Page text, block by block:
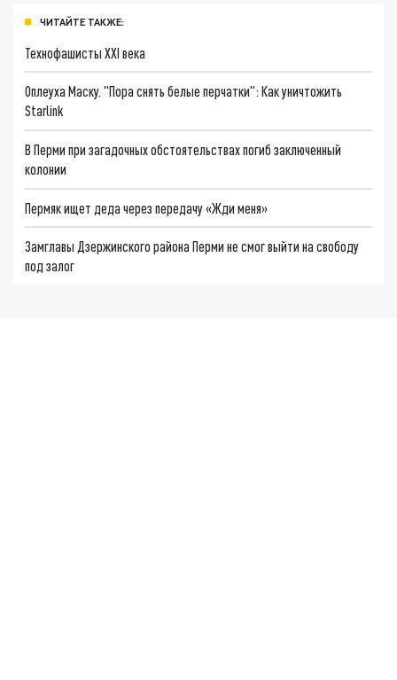
ЧИТАЙТЕ ТАКЖЕ:
Технофашисты XXI века
Оплеуха Маску. "Пора снять белые перчатки": Как уничтожить
Starlink
В Перми при загадочных обстоятельствах погиб заключенный
колонии
Пермяк ищет деда через передачу «Жди меня»
Замглавы Дзержинского района Перми не смог выйти на свободу
под залог